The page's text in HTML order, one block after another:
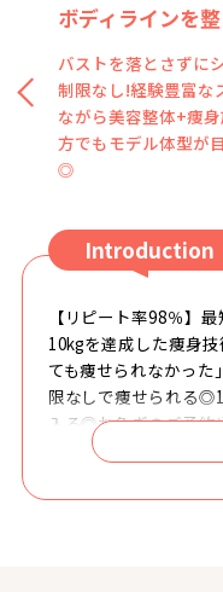
ボディラインを
バストを落とさずに
制限なし!経験豊富な
ながら美容整体+痩
方でもモデル体型が
◎
Introduction
【リピート率98％】
10kgを達成した痩身
ても痩せられなかっ
限なしで痩せられる
入る◎お急ぎのご予約
ンにてご連絡くださ